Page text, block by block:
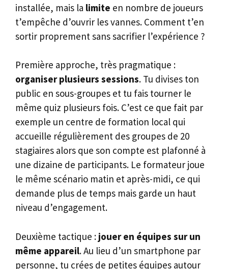
installée, mais la limite en nombre de joueurs
t’empêche d’ouvrir les vannes. Comment t’en
sortir proprement sans sacrifier l’expérience ?
Première approche, très pragmatique :
organiser plusieurs sessions. Tu divises ton
public en sous-groupes et tu fais tourner le
même quiz plusieurs fois. C’est ce que fait par
exemple un centre de formation local qui
accueille régulièrement des groupes de 20
stagiaires alors que son compte est plafonné à
une dizaine de participants. Le formateur joue
le même scénario matin et après-midi, ce qui
demande plus de temps mais garde un haut
niveau d’engagement.
Deuxième tactique : jouer en équipes sur un
même appareil. Au lieu d’un smartphone par
personne, tu crées de petites équipes autour